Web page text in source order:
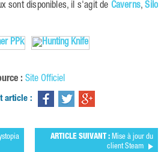
sont disponibles, il s'agit de Caverns,Silo
: Site Officiel
article :
ARTICLE SUIVANT : Mise à jour du
client Steam